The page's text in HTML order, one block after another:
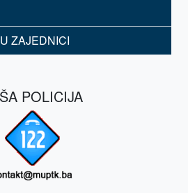
ZAJEDNICI
POLICIJA